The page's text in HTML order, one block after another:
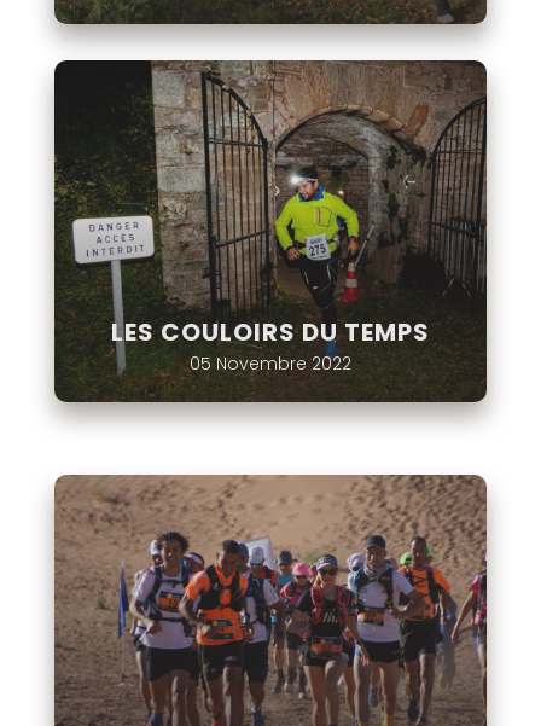
LES COULOIRS DU TEMPS
05 Novembre 2022